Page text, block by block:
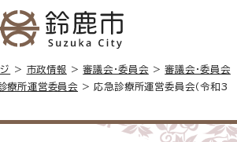
> 市政情報 >審議会・委員会 >審議会・委員会
療所運営委員会 > 応急診療所運営委員会（令和3